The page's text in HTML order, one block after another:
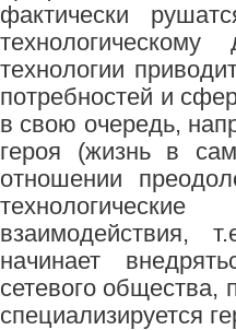
фактически
технологии
потребностей и
в свою очередь,
героя (жизнь в
отношении
взаимодействия,
начинает
сетевого общества,
специализируется